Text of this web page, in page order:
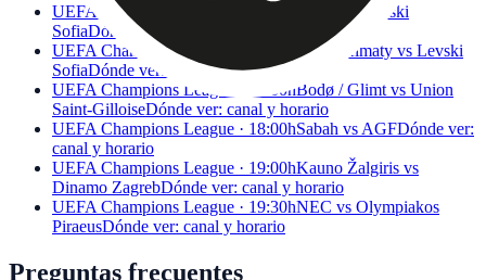
UEFA Champions League · 17:00h
Kairat vs Levski
SofiaDónde ver: canal y horario
UEFA Champions League · 17:00h
Kairat Almaty vs Levski
SofiaDónde ver: canal y horario
UEFA Champions League · 18:00hBodø / Glimt vs Union
Saint-GilloiseDónde ver: canal y horario
UEFA Champions League · 18:00hSabah vs AGFDónde ver:
canal y horario
UEFA Champions League · 19:00hKauno Žalgiris vs
Dinamo ZagrebDónde ver: canal y horario
UEFA Champions League · 19:30hNEC vs Olympiakos
PiraeusDónde ver: canal y horario
Preguntas frecuentes